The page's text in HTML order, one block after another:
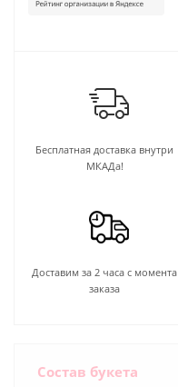
Бесплатная доставка внутри
МКАДа!
Доставим за 2 часа с момента
заказа
Состав букета